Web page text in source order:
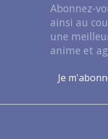
Abonnez-
ainsi au
une
anime et
Je